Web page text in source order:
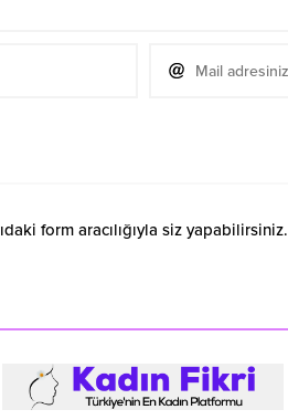
form aracılığıyla siz yapabilirsiniz.